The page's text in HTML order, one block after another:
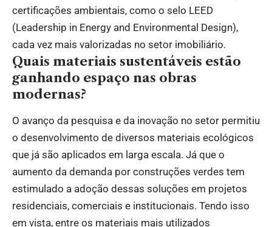
certificações ambientais, como o selo LEED
(Leadership in Energy and Environmental Design),
cada vez mais valorizadas no setor imobiliário.
Quais materiais sustentáveis estão
ganhando espaço nas obras
modernas?
O avanço da pesquisa e da inovação no setor permitiu
o desenvolvimento de diversos materiais ecológicos
que já são aplicados em larga escala. Já que o
aumento da demanda por construções verdes tem
estimulado a adoção dessas soluções em projetos
residenciais, comerciais e institucionais. Tendo isso
em vista, entre os materiais mais utilizados